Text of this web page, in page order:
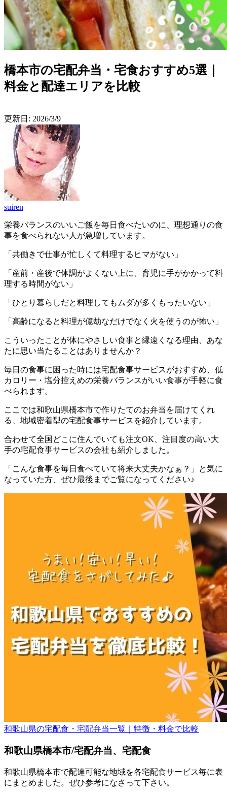
橋本市の宅配弁当・宅食おすすめ5選｜
料金と配達エリアを比較
更新日: 2026/3/9
suiren
栄養バランスのいいご飯を毎日食べたいのに、理想通りの食
事を食べられない人が急増しています。
「共働きで仕事が忙しくて料理するヒマがない」
「産前・産後で体調がよくない上に、育児に手がかかって料
理する時間がない」
「ひとり暮らしだと料理してもムダが多くもったいない」
「高齢になると料理が億劫なだけでなく火を使うのが怖い」
こういったことが体にやさしい食事と縁遠くなる理由、あな
たに思い当たることはありませんか？
毎日の食事に困った時には宅配食事サービスがおすすめ、低
カロリー・塩分控えめの栄養バランスがいい食事が手軽に食
べられます。
ここでは和歌山県橋本市で作りたてのお弁当を届けてくれ
る、地域密着型の宅配食事サービスを紹介しています。
合わせて全国どこに住んでいても注文OK、注目度の高い大
手の宅配食事サービスの会社も紹介 しました。
「こんな食事を毎日食べていて将来大丈夫かなぁ？」と気に
なっていた方、ぜひ最後までご覧になってください♪
和歌山県の宅配食・宅配弁当一覧｜特徴・料金で比較
和歌山県橋本市/宅配弁当、宅配食
和歌山県橋本市で配達可能な地域を各宅配食サービス毎に表
にまとめました。ぜひ参考になさって下さい。